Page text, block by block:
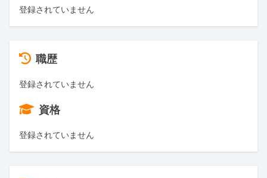
登録されていません
職歴
登録されていません
資格
登録されていません